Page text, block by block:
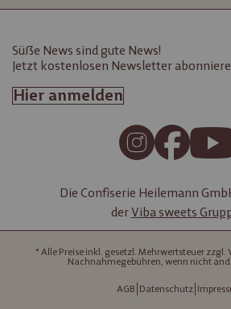
Süße News sind gute News!
Jetzt kostenlosen Newsletter
Hier anmelden
Die Confiserie Heilemann
derViba sweets
* Alle Preise inkl. gesetzl. Mehrwertsteuer zzgl.
Nachnahmegebühren, wenn nicht
AGB Datenschutz